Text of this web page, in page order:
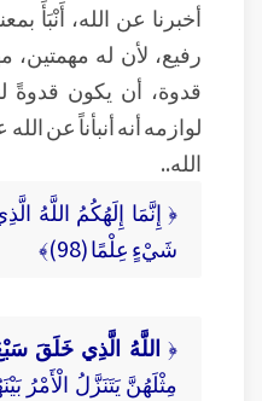
أخبرنا عن الله، أَنْبَأَ
رفيع، لأن له مهمتين،
قدوة، أن يكون قدوةً
لوازمه أنه أنبأناً عن
الله..
﴿ إِنَّمَا إِلَهُكُمُ اللَّهُ
شَيْءٍ عِلْمًا (98)﴾
﴿ اللَّهُ الَّذِي خَلَقَ
مِثْلَهُنَّ يَتَنَزَّلُ الْأَمْرُ